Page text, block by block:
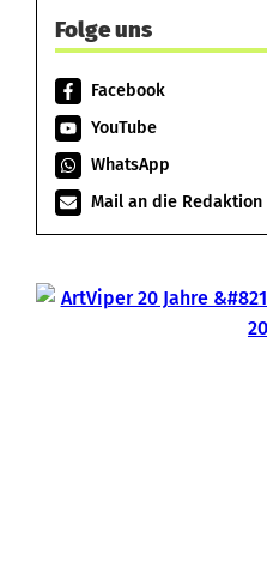
Folge uns
Facebook
YouTube
WhatsApp
Mail an die Redaktion